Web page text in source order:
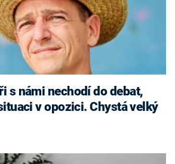
s námi nechodí do debat,
v opozici. Chystá velký